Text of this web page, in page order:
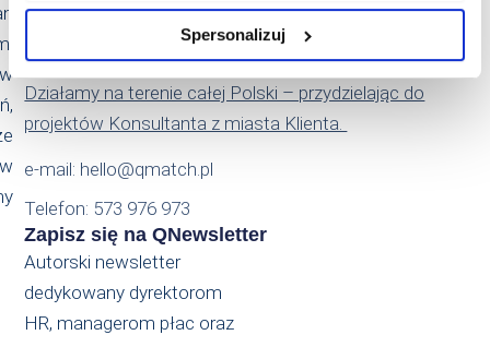
Spersonalizuj
02-662 Warszawa
NIP: PL5214022869
Działamy na terenie całej Polski – przydzielając do
projektów Konsultanta z miasta Klienta.
e-mail: hello@qmatch.pl
Telefon: 573 976 973
Zapisz się na QNewsletter
Autorski newsletter
dedykowany dyrektorom
HR, managerom płac oraz